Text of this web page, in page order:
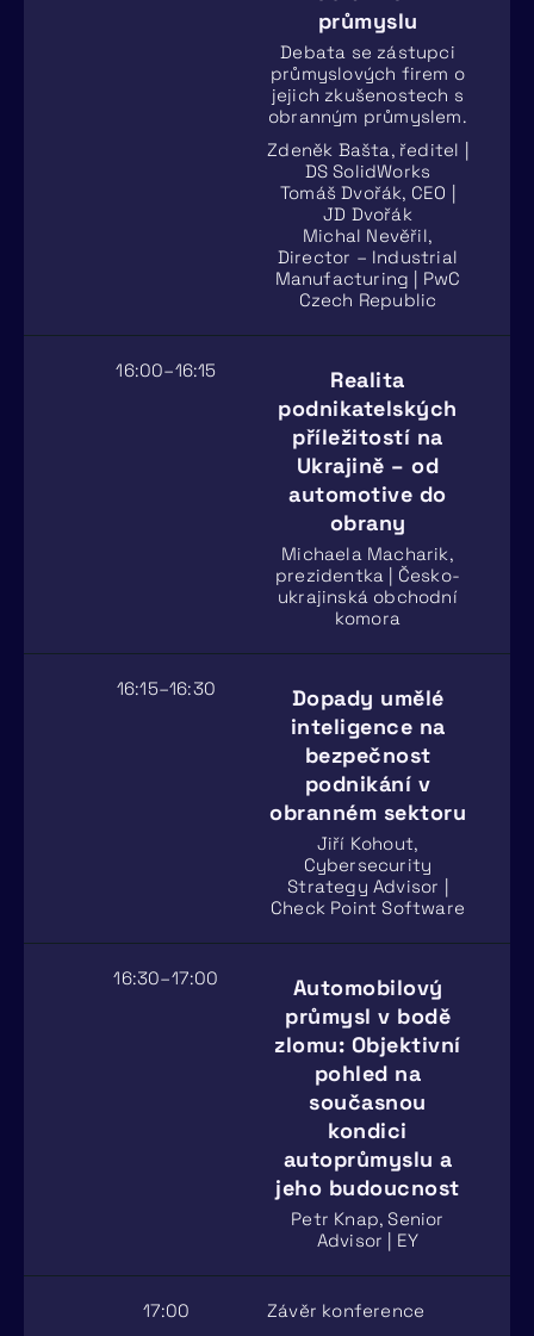
průmyslu
Debata se zástupci
průmyslových firem o
jejich zkušenostech s
obranným průmyslem.
Zdeněk Bašta, ředitel |
DS SolidWorks
Tomáš Dvořák, CEO |
JD Dvořák
Michal Nevěřil,
Director – Industrial
Manufacturing | PwC
Czech Republic
16:00–16:15
Realita
podnikatelských
příležitostí na
Ukrajině – od
automotive do
obrany
Michaela Macharik,
prezidentka | Česko-
ukrajinská obchodní
komora
16:15–16:30
Dopady umělé
inteligence na
bezpečnost
podnikání v
obranném sektoru
Jiří Kohout,
Cybersecurity
Strategy Advisor |
Check Point Software
16:30–17:00
Automobilový
průmysl v bodě
zlomu: Objektivní
pohled na
současnou
kondici
autoprůmyslu a
jeho budoucnost
Petr Knap, Senior
Advisor | EY
17:00 Závěr konference